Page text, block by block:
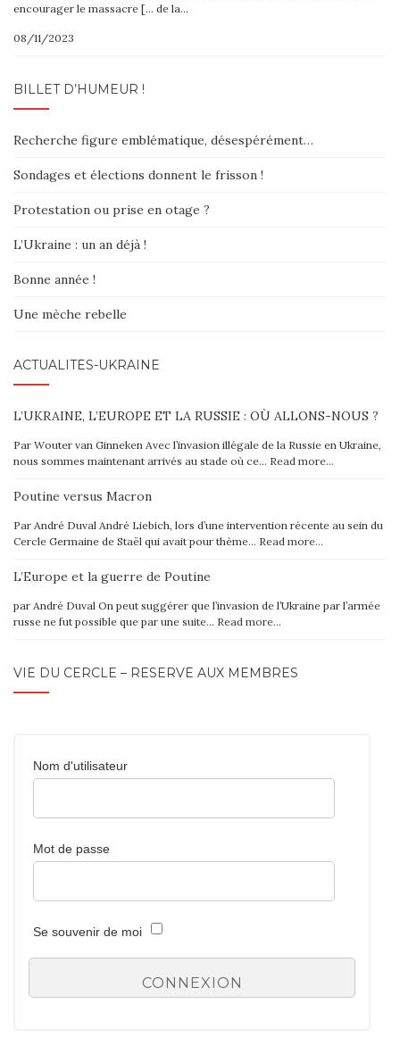
encourager le massacre [… de la…
08/11/2023
BILLET D’HUMEUR !
Recherche figure emblématique, désespérément…
Sondages et élections donnent le frisson !
Protestation ou prise en otage ?
L’Ukraine : un an déjà !
Bonne année !
Une mèche rebelle
ACTUALITÉS-UKRAINE
L’UKRAINE, L’EUROPE ET LA RUSSIE : OÙ ALLONS-NOUS ?
Par Wouter van Ginneken Avec l’invasion illégale de la Russie en Ukraine,
nous sommes maintenant arrivés au stade où ce… Read more…
Poutine versus Macron
Par André Duval André Liebich, lors d’une intervention récente au sein du
Cercle Germaine de Staël qui avait pour thème… Read more…
L’Europe et la guerre de Poutine
par André Duval On peut suggérer que l’invasion de l’Ukraine par l’armée
russe ne fut possible que par une suite… Read more…
VIE DU CERCLE – RÉSERVÉ AUX MEMBRES
Nom d'utilisateur
Mot de passe
Se souvenir de moi